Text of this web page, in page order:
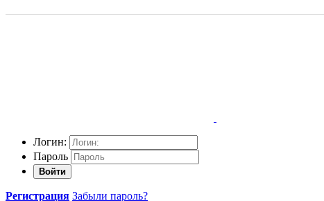
Логин:
Пароль
Войти
Регистрация Забыли пароль?